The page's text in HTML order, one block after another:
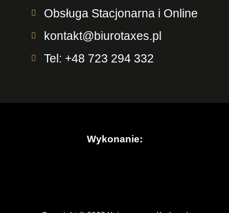
Obsługa Stacjonarna i Online
kontakt@biurotaxes.pl
Tel: +48 723 294 332
Wykonanie: